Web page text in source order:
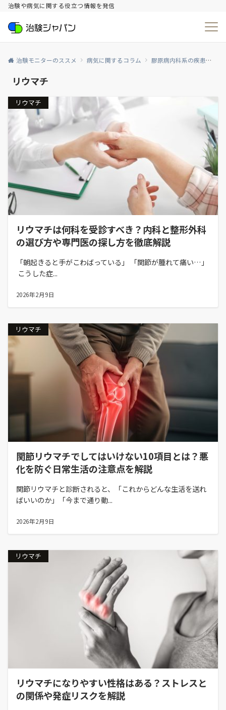
治験や病気に関する役立つ情報を発信
治験モニターのススメ 病気に関するコラム 膠原病内科系の疾患
リウマチ
リウマチ
リウマチは何科を受診すべき？内科と整形外科
の選び方や専門医の探し方を徹底解説
「朝起きると手がこわばっている」 「関節が腫れて痛い…」
こうした症...
2026年2月9日
リウマチ
関節リウマチでしてはいけない10項目とは？悪
化を防ぐ日常生活の注意点を解説
関節リウマチと診断されると、「これからどんな生活を送れ
ばいいのか」「今まで通り動...
2026年2月9日
リウマチ
リウマチになりやすい性格はある？ストレスと
の関係や発症リスクを解説